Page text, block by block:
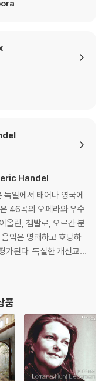
Handel
일에서 태어나 영국에
46곡의 오페라와 우수
올린, 쳄발로, 오르간 분
악은 명쾌하고 호탕하
가된다. 독실한 개신교
《메시아(Messiah)》
구절에 곡을 붙인 오라
품